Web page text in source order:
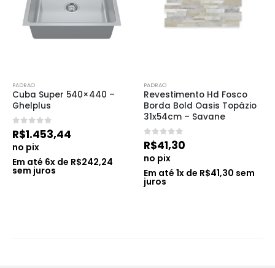
PADRAO
Cuba Super 540×440 –
Ghelplus
0de 5
R$1.453,44
no pix
Em até 6x de R$242,24
sem juros
PADRAO
Revestimento Hd Fosco
Borda Bold Oasis Topázio
31x54cm – Savane
0de 5
R$41,30
no pix
Em até 1x de R$41,30 sem
juros